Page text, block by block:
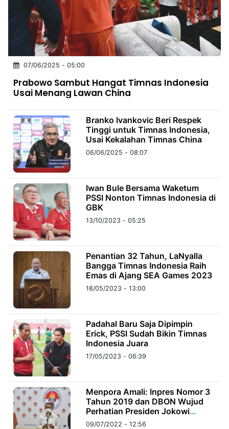
INDONESIA
Partner
NTB
Time
IDN
Jogja
Rakyat
News
Notice
Baru
Follow
Kabarbaru
Kabarbaru.co
Kabarbaru
Media
Holding
07/06/2025 - 05:00
Prabowo Sambut Hangat Timnas Indonesia
Usai Menang Lawan China
Branko Ivankovic Beri Respek
Tinggi untuk Timnas Indonesia,
Usai Kekalahan Timnas China
06/06/2025 - 08:07
Iwan Bule Bersama Waketum
PSSI Nonton Timnas Indonesia di
GBK
13/10/2023 - 05:25
Penantian 32 Tahun, LaNyalla
Bangga Timnas Indonesia Raih
Emas di Ajang SEA Games 2023
18/05/2023 - 13:00
Padahal Baru Saja Dipimpin
Erick, PSSI Sudah Bikin Timnas
Indonesia Juara
17/05/2023 - 06:39
Menpora Amali: Inpres Nomor 3
Tahun 2019 dan DBON Wujud
Perhatian Presiden Jokowi
Terhadap Sepakbola Indonesia
09/07/2022 - 12:56